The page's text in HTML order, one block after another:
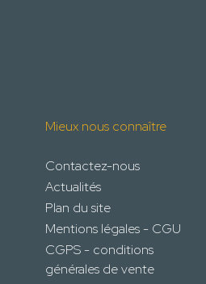
Mieux nous connaître
Contactez-nous
Actualités
Plan du site
Mentions légales - CGU
CGPS - conditions
générales de vente